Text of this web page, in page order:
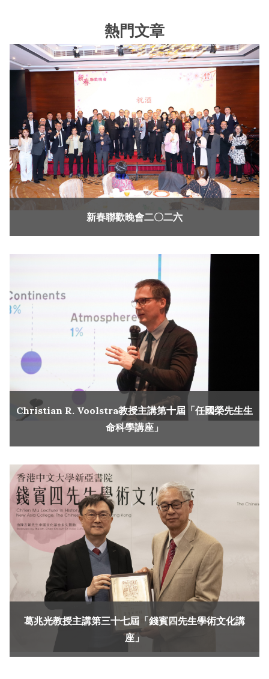
熱門文章
新春聯歡晚會二〇二六
Christian R. Voolstra教授主講第十屆「任國榮先生生
命科學講座」
葛兆光教授主講第三十七屆「錢賓四先生學術文化講
座」